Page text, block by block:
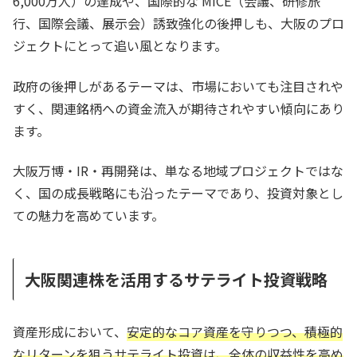
行、国際会議、展示会）誘致強化の後押しも、大阪のプロ
ジェクトにとって追い風となります。
政府の後押しがあるテーマは、市場においても注目されや
すく、関連銘柄への資金流入が期待されやすい傾向にあり
ます。
大阪万博・IR・再開発は、単なる地域プロジェクトではな
く、国の成長戦略にも沿ったテーマであり、投資対象とし
ての魅力を高めています。
大阪関連株を活用するサテライト投資戦略
資産形成において、 安定的なコア資産を守りつつ、積極的